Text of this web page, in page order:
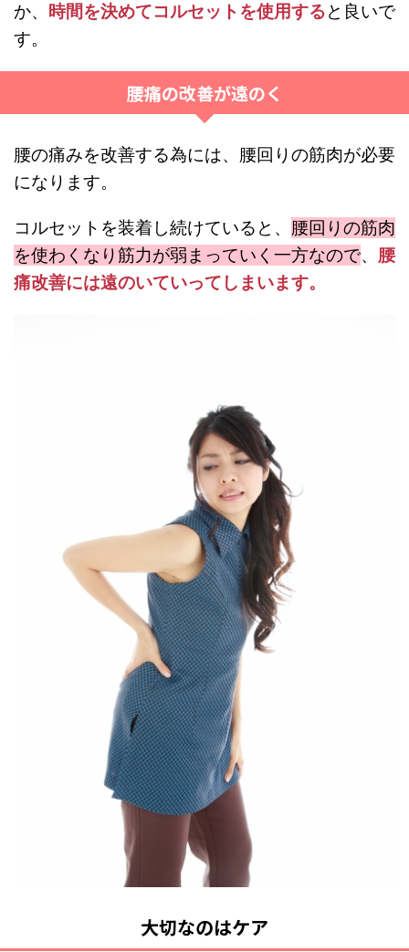
か、 時間を決めてコルセットを使用すると良いで
す。
腰痛の改善が遠のく
腰の痛みを改善する為には、腰回りの筋肉が必要
になります。
コルセットを装着し続けていると、 腰回りの筋肉
を使わくなり筋力が弱まっていく一方なので、 腰
痛改善には遠のいていってしまいます。
大切なのはケア